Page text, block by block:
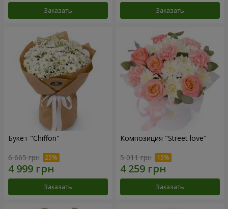
Заказать Заказать
Букет "Chiffon"
6 665 грн
Заказать
Композиция "Street love"
5 011 грн
Заказать